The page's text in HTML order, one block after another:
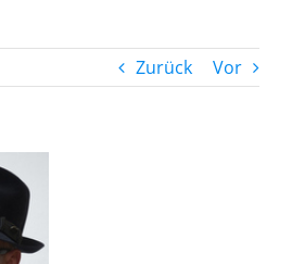
Zurück Vor